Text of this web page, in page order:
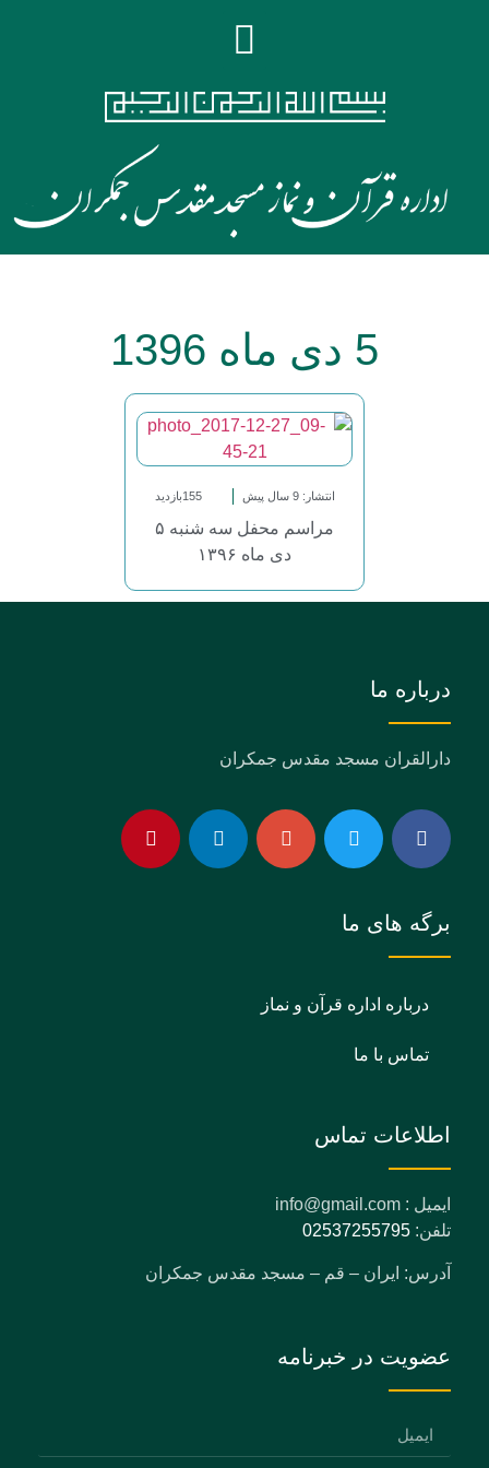
5 دی ماه 1396
انتشار: 9 سال پیش 155بازدید
مراسم محفل سه شنبه ۵
دی ماه ۱۳۹۶
درباره ما
دارالقران مسجد مقدس جمکران
برگه های ما
درباره اداره قرآن و نماز
تماس با ما
اطلاعات تماس
ایمیل : info@gmail.com
تلفن: 02537255795
آدرس: ایران – قم – مسجد مقدس جمکران
عضویت در خبرنامه